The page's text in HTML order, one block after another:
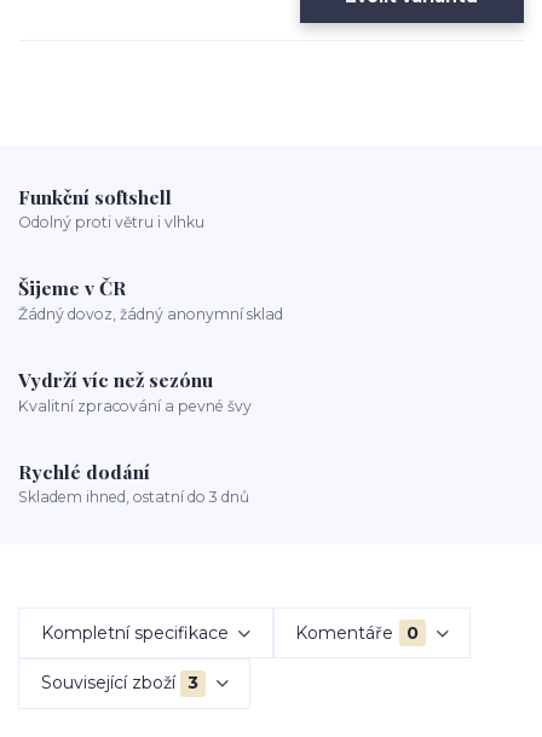
Funkční softshell
Odolný proti větru i vlhku
Šijeme v ČR
Žádný dovoz, žádný anonymní sklad
Vydrží víc než sezónu
Kvalitní zpracování a pevné švy
Rychlé dodání
Skladem ihned, ostatní do 3 dnů
Kompletní specifikace Komentáře 0
Související zboží 3